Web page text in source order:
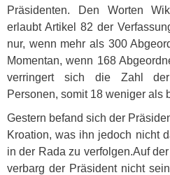
Präsidenten. Den Worten
erlaubt Artikel 82 der
nur, wenn mehr als 300
Momentan, wenn 168
verringert sich die Zahl
Personen, somit 18 weniger als
Gestern befand sich der
Kroation, was ihn jedoch nicht
in der Rada zu verfolgen.Auf
verbarg der Präsident nicht